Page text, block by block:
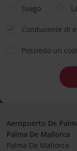
Svago
Conducente di
Possiedo un
Aeropuerto De
Palma De Mallorca
Palma De Mallorca